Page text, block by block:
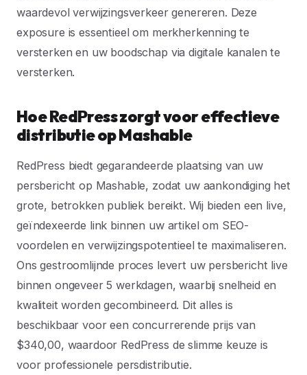
waardevol verwijzingsverkeer genereren. Deze
exposure is essentieel om merkherkenning te
versterken en uw boodschap via digitale kanalen te
versterken.
Hoe RedPress zorgt voor effectieve
distributie op Mashable
RedPress biedt gegarandeerde plaatsing van uw
persbericht op Mashable, zodat uw aankondiging het
grote, betrokken publiek bereikt. Wij bieden een live,
geïndexeerde link binnen uw artikel om SEO-
voordelen en verwijzingspotentieel te maximaliseren.
Ons gestroomlijnde proces levert uw persbericht live
binnen ongeveer 5 werkdagen, waarbij snelheid en
kwaliteit worden gecombineerd. Dit alles is
beschikbaar voor een concurrerende prijs van
$340,00, waardoor RedPress de slimme keuze is
voor professionele persdistributie.